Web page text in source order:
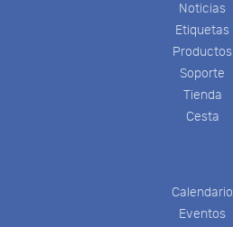
Noticias
Etiquetas
Productos
Soporte
Tienda
Cesta
Calendario
Eventos